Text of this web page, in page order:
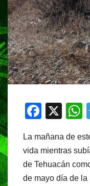
F
c
e
b
X
s
La mañana de
vida mientras
de Tehuacán
de mayo día de la